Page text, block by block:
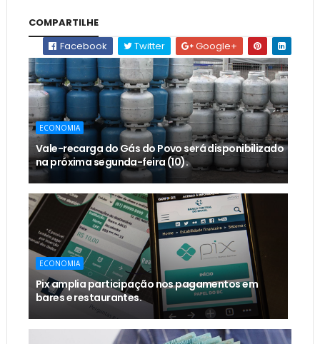
COMPARTILHE
Facebook
Twitter Google+
ECONOMIA
Vale-recarga do Gás do Povo será disponibilizado
na próxima segunda-feira (10).
ECONOMIA
Pix amplia participação nos pagamentos em
bares e restaurantes.